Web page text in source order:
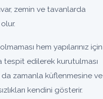
zemin ve tavanlarda
hem yapılarınız için
tespit edilerek kurutulması
da zamanla küflenmesine ve
kendini gösterir.